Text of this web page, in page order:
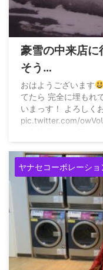
豪雪の中来店に
そう…
おはようございます
てたら 完全に埋もれ
いまっす！ よろしく
pic.twitter.com/
ヤナセコーポレーショ